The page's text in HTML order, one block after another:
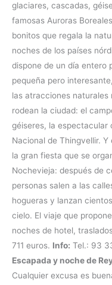
glaciares, cascadas,
famosas Auroras
bonitos que regala la
noches de los países
dispone de un día entero
pequeña pero
las atracciones naturales
rodean la ciudad: el
géiseres, la espectacular
Nacional de Thingvellir.
la gran fiesta que se
Nochevieja: después de
personas salen a las
hogueras y lanzan
cielo. El viaje que propone
noches de hotel,
711 euros. Info: Tel.: 93
Escapada y noche de
Cualquier excusa es